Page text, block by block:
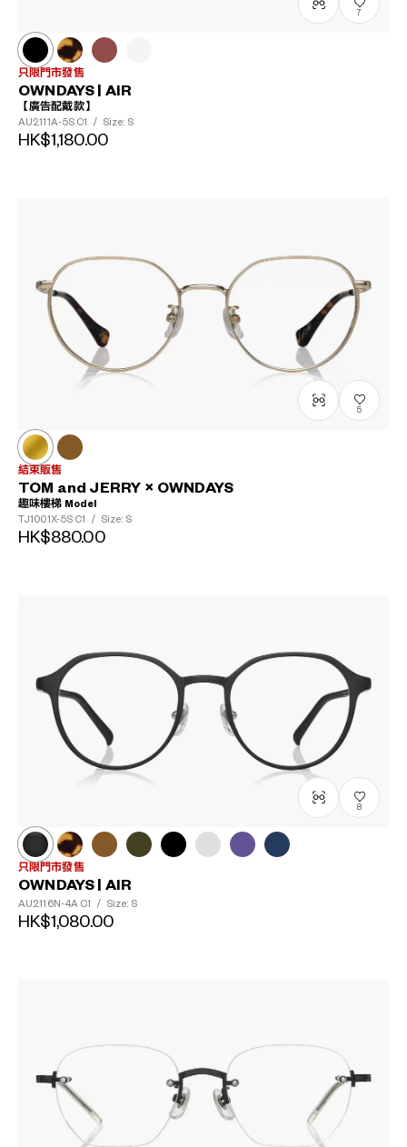
7
只限門市發售
OWNDAYS | AIR
【廣告配戴款】
AU2111A-5S C1 / Size: S
HK$1,180.00
5
結束販售
TOM and JERRY × OWNDAYS
趣味樓梯 Model
TJ1001X-5S C1 / Size: S
HK$880.00
8
只限門市發售
OWNDAYS | AIR
AU2116N-4A C1 / Size: S
HK$1,080.00